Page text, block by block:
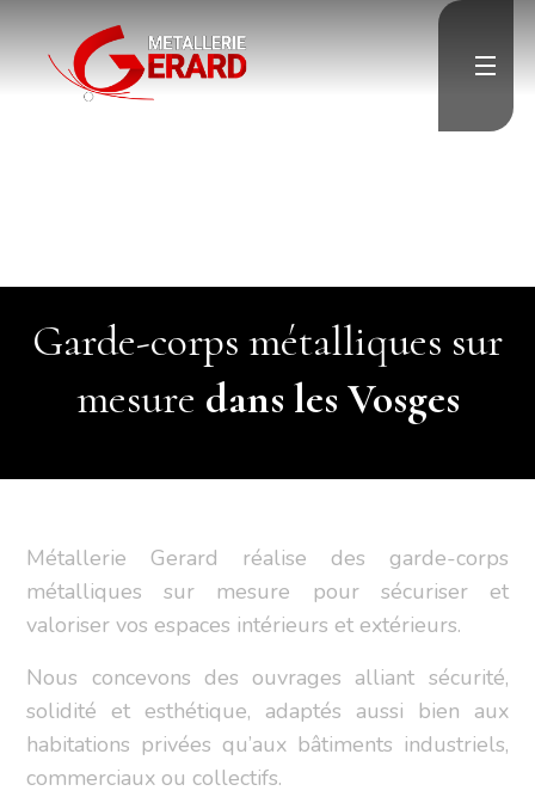
">
">
Contact
Garde-corps métalliques sur
mesure dans les Vosges
Métallerie Gerard réalise des garde-corps
métalliques sur mesure pour sécuriser et
valoriser vos espaces intérieurs et extérieurs.
Nous concevons des ouvrages alliant sécurité,
solidité et esthétique, adaptés aussi bien aux
habitations privées qu’aux bâtiments industriels,
commerciaux ou collectifs.